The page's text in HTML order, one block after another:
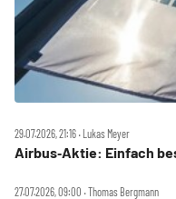
29.07.2026, 21:16 ‧ Lukas Meyer
Airbus‑Aktie: Einfach
27.07.2026, 09:00 ‧ Thomas Bergmann